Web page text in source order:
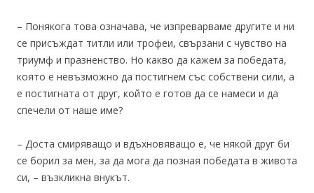
– Понякога това означава, че изпреварваме другите и ни
се присъждат титли или трофеи, свързани с чувство на
триумф и празненство. Но какво да кажем за победата,
която е невъзможно да постигнем със собствени сили, а
е постигната от друг, който е готов да се намеси и да
спечели от наше име?
– Доста смиряващо и вдъхновяващо е, че някой друг би
се борил за мен, за да мога да позная победата в живота
си, – възкликна внукът.